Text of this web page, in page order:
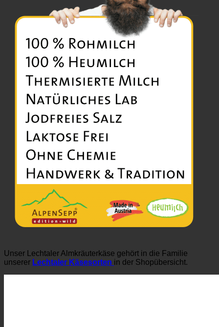
Unser Lechtaler Almkräuterkäse gehört in die Familie
unserer Lechtaler Käsesorten in der Shopübersicht.